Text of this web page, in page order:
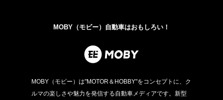
MOBY（モビー）自動車はおもしろい！
MOBY（モビー）は"MOTOR＆HOBBY"をコンセプトに、ク
ルマの楽しさや魅力を発信する自動車メディアです。新型